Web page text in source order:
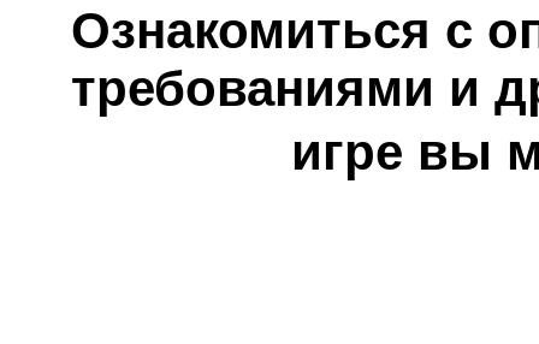
Ознакомиться с
требованиями и
игре вы